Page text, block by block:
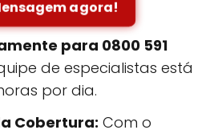
agora!
para 0800 591
de especialistas está
por dia.
Cobertura: Com o